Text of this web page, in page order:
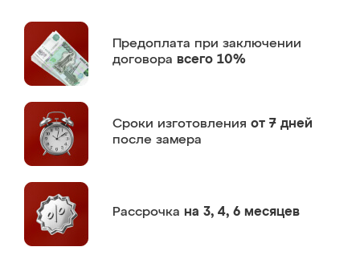
Предоплата при заключении
договора всего 10%
Сроки изготовления от 7 дней
после замера
Рассрочка на 3, 4, 6 месяцев